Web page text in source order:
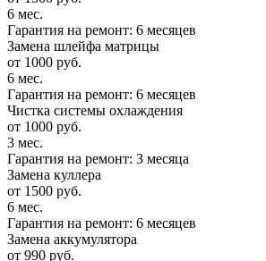
6 мес.
Гарантия на ремонт: 6 месяцев
Замена шлейфа матрицы
от 1000 руб.
6 мес.
Гарантия на ремонт: 6 месяцев
Чистка системы охлаждения
от 1000 руб.
3 мес.
Гарантия на ремонт: 3 месяца
Замена куллера
от 1500 руб.
6 мес.
Гарантия на ремонт: 6 месяцев
Замена аккумулятора
от 990 руб.